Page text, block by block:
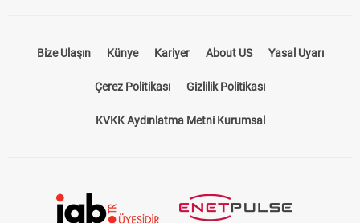
Bize Ulaşın Künye Kariyer About US Yasal Uyarı
Çerez Politikası Gizlilik Politikası
KVKK Aydınlatma Metni Kurumsal